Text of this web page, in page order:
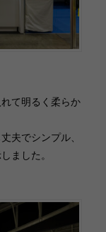
て明るく柔らか
夫でシンプル、
ました。